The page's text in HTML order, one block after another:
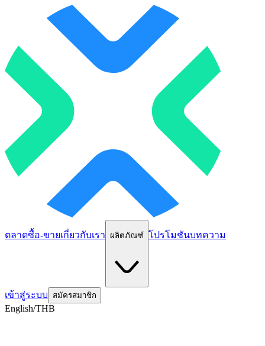
ตลาดซื้อ-ขายเกี่ยวกับเรา ผลิตภัณฑ์ โปรโมชันบทความ
เข้าสู่ระบบ สมัครสมาชิก
English/THB